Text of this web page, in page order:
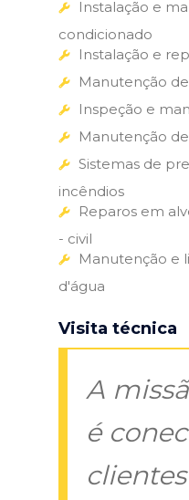
Instalação e
condicionado
Instalação e
Manutenção
Inspeção e
Manutenção
Sistemas de
incêndios
Reparos em
- civil
Manutenção e
d'água
Visita técnica
A
é